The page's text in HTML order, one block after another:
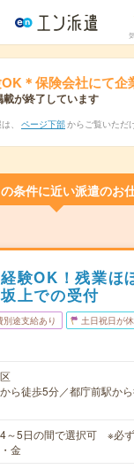
＊保険会社にて企
が終了しています
、 ページ下部 からご覧いただ
条件に近い派遣のお
経験OK！残業
上での受付
別途支給あり 土日祝日が
ら徒歩5分／都庁前駅か
～5日の間で選択可 ※必ず
金